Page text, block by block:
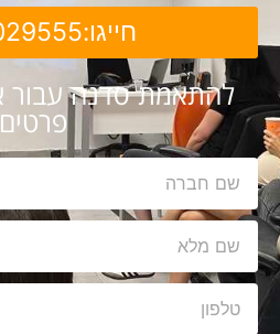
חייגו:03-5029555
להתאמת סדנה עבור
פרטים